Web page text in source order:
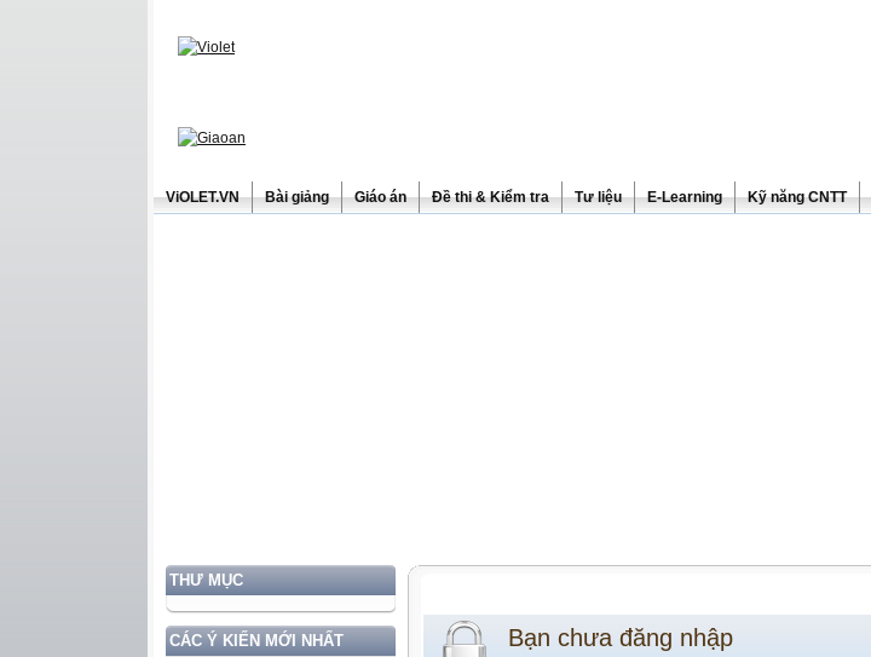
ViOLET.VN Bài giảng Giáo án Đề thi & Kiểm tra Tư liệu E-Learning Kỹ năng CNTT
THƯ MỤC
CÁC Ý KIẾN MỚI NHẤT Bạn chưa đăng nhập